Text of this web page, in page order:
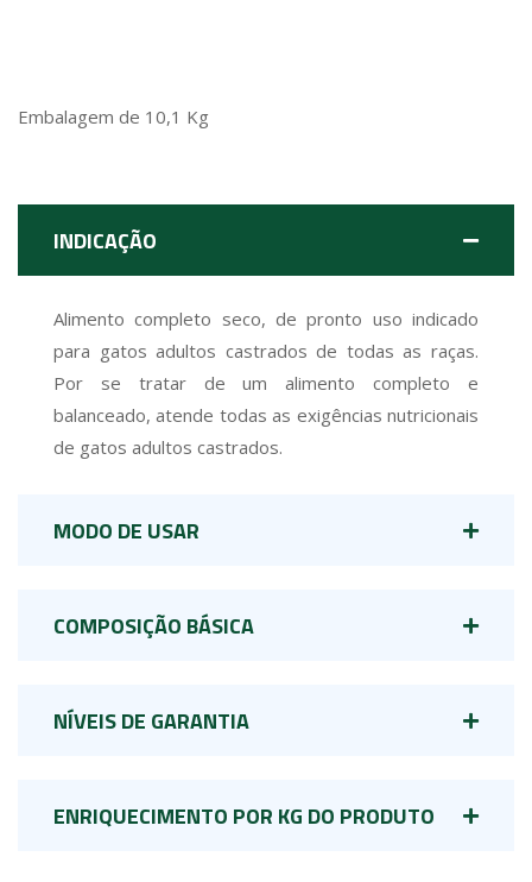
Embalagem de 10,1 Kg
INDICAÇÃO
Alimento completo seco, de pronto uso indicado
para gatos adultos castrados de todas as raças.
Por se tratar de um alimento completo e
balanceado, atende todas as exigências nutricionais
de gatos adultos castrados.
MODO DE USAR
COMPOSIÇÃO BÁSICA
NÍVEIS DE GARANTIA
ENRIQUECIMENTO POR KG DO PRODUTO